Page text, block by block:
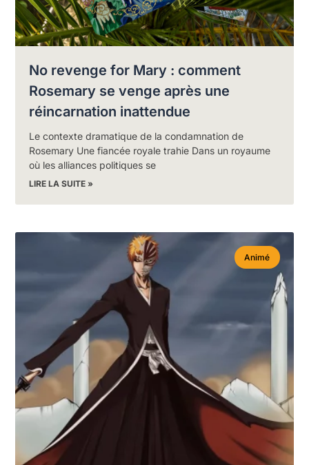
No revenge for Mary : comment
Rosemary se venge après une
réincarnation inattendue
Le contexte dramatique de la condamnation de
Rosemary Une fiancée royale trahie Dans un royaume
où les alliances politiques se
LIRE LA SUITE »
Animé